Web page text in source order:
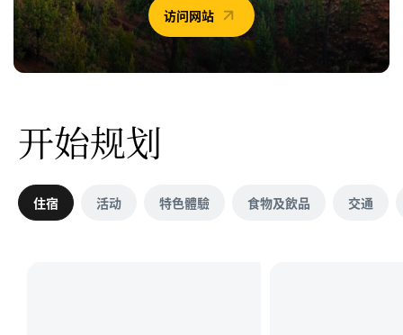
访问网站
开始规划
住宿 活动 特色體驗 食物及飲品 交通